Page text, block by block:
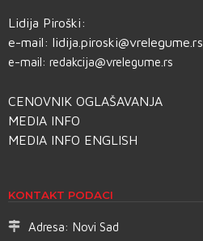
Lidija Piroški:
e-mail: lidija.piroski@vrelegume.rs
e-mail: redakcija@vrelegume.rs
CENOVNIK OGLAŠAVANJA
MEDIA INFO
MEDIA INFO ENGLISH
KONTAKT PODACI
Adresa: Novi Sad